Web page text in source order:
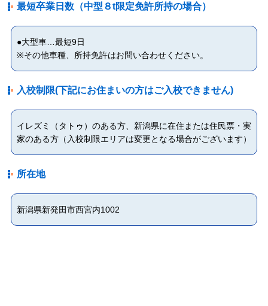
最短卒業日数（中型８t限定免許所持の場合）
●大型車…最短9日
※その他車種、所持免許はお問い合わせください。
入校制限(下記にお住まいの方はご入校できません)
イレズミ（タトゥ）のある方、新潟県に在住または住民票・実
家のある方（入校制限エリアは変更となる場合がございます）
所在地
新潟県新発田市西宮内1002